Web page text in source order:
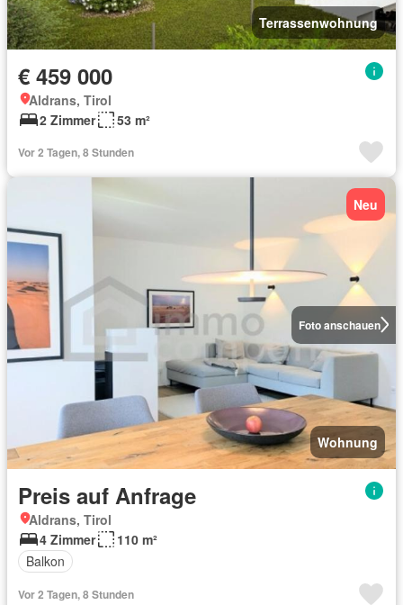
Terrassenwohnung
€ 459 000
Aldrans, Tirol
2 Zimmer
53 m²
Vor 2 Tagen, 8 Stunden
Foto anschauen
Neu
Wohnung
Preis auf Anfrage
Aldrans, Tirol
4 Zimmer
110 m²
Balkon
Vor 2 Tagen, 8 Stunden